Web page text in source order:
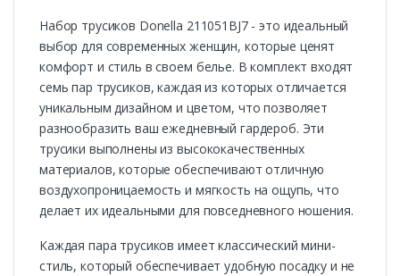
Набор трусиков Donella 211051BJ7 - это идеальный
выбор для современных женщин, которые ценят
комфорт и стиль в своем белье. В комплект входят
семь пар трусиков, каждая из которых отличается
уникальным дизайном и цветом, что позволяет
разнообразить ваш ежедневный гардероб. Эти
трусики выполнены из высококачественных
материалов, которые обеспечивают отличную
воздухопроницаемость и мягкость на ощупь, что
делает их идеальными для повседневного ношения.
Каждая пара трусиков имеет классический мини-
стиль, который обеспечивает удобную посадку и не